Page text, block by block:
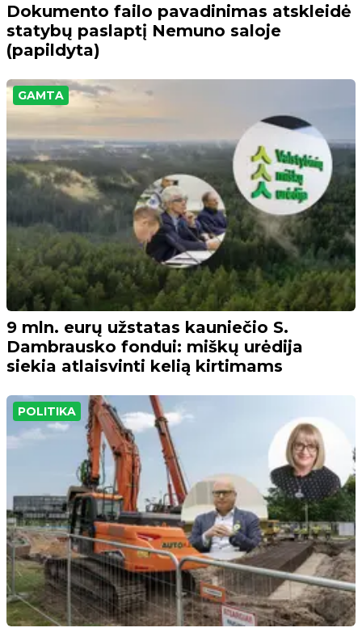
Dokumento failo pavadinimas atskleidė
statybų paslaptį Nemuno saloje
(papildyta)
GAMTA
9 mln. eurų užstatas kauniečio S.
Dambrausko fondui: miškų urėdija
siekia atlaisvinti kelią kirtimams
POLITIKA